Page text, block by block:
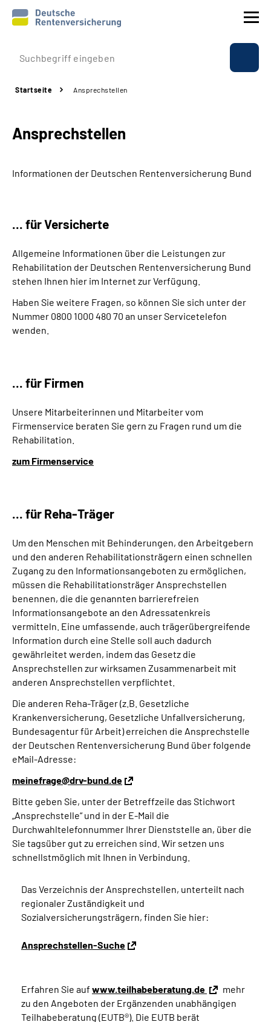
Prävention
Rente
Beratung & Kontakt
Online-Services
Suche
Language
Startseite Ansprechstellen
Ansprechstellen
Informationen der Deutschen Rentenversicherung Bund
... für Versicherte
Allgemeine Informationen über die Leistungen zur
Rehabilitation der Deutschen Rentenversicherung Bund
stehen Ihnen hier im Internet zur Verfügung.
Haben Sie weitere Fragen, so können Sie sich unter der
Nummer 0800 1000 480 70 an unser Servicetelefon
wenden.
... für Firmen
Unsere Mitarbeiterinnen und Mitarbeiter vom
Firmenservice beraten Sie gern zu Fragen rund um die
Rehabilitation.
zum Firmenservice
... für Reha-Träger
Um den Menschen mit Behinderungen, den Arbeitgebern
und den anderen Rehabilitationsträgern einen schnellen
Zugang zu den Informationsangeboten zu ermöglichen,
müssen die Rehabilitationsträger Ansprechstellen
benennen, die die genannten barrierefreien
Informationsangebote an den Adressatenkreis
vermitteln. Eine umfassende, auch trägerübergreifende
Information durch eine Stelle soll auch dadurch
gewährleitet werden, indem das Gesetz die
Ansprechstellen zur wirksamen Zusammenarbeit mit
anderen Ansprechstellen verpflichtet.
Die anderen Reha-Träger (z.B. Gesetzliche
Krankenversicherung, Gesetzliche Unfallversicherung,
Bundesagentur für Arbeit) erreichen die Ansprechstelle
der Deutschen Rentenversicherung Bund über folgende
eMail-Adresse:
meinefrage@drv-bund.de
Bitte geben Sie, unter der Betreffzeile das Stichwort
„Ansprechstelle“ und in der E-Mail die
Durchwahltelefonnummer Ihrer Dienststelle an, über die
Sie tagsüber gut zu erreichen sind. Wir setzen uns
schnellstmöglich mit Ihnen in Verbindung.
Das Verzeichnis der Ansprechstellen, unterteilt nach
regionaler Zuständigkeit und
Sozialversicherungsträgern, finden Sie hier:
Ansprechstellen-Suche
Erfahren Sie auf www.teilhabeberatung.de
mehr
zu den Angeboten der Ergänzenden unabhängigen
Teilhabeberatung (EUTB®). Die EUTB berät